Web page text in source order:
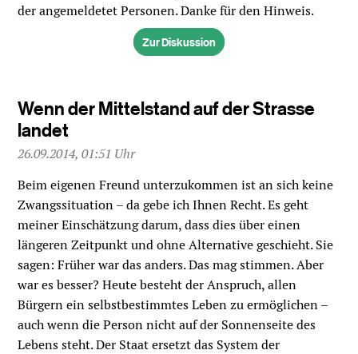
der angemeldetet Personen. Danke für den Hinweis.
Zur Diskussion
Wenn der Mittelstand auf der Strasse
landet
26.09.2014, 01:51 Uhr
Beim eigenen Freund unterzukommen ist an sich keine
Zwangssituation – da gebe ich Ihnen Recht. Es geht
meiner Einschätzung darum, dass dies über einen
längeren Zeitpunkt und ohne Alternative geschieht. Sie
sagen: Früher war das anders. Das mag stimmen. Aber
war es besser? Heute besteht der Anspruch, allen
Bürgern ein selbstbestimmtes Leben zu ermöglichen –
auch wenn die Person nicht auf der Sonnenseite des
Lebens steht. Der Staat ersetzt das System der